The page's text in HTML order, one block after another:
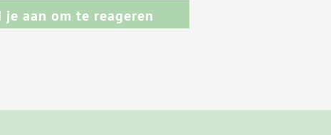
je aan om te reageren